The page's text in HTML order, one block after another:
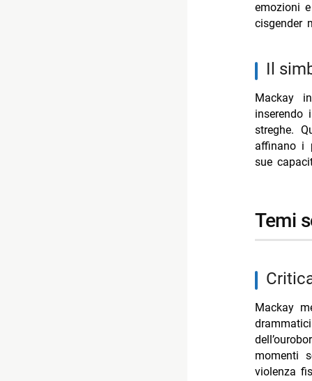
emozioni
cisgender
il
Mackay
inserendo
streghe.
affinano i
sue
temi
Mackay
momenti
violenza